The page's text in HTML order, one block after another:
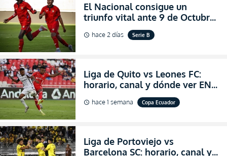
El Nacional consigue un
triunfo vital ante 9 de Octubre
para encender la fe en la
salvación
schedule hace 2 días Serie B
Liga de Quito vs Leones FC:
horario, canal y dónde ver EN
VIVO los octavos de final de la
Copa Ecuador 2026
schedule hace 1 semana Copa Ecuador
Liga de Portoviejo vs
Barcelona SC: horario, canal y